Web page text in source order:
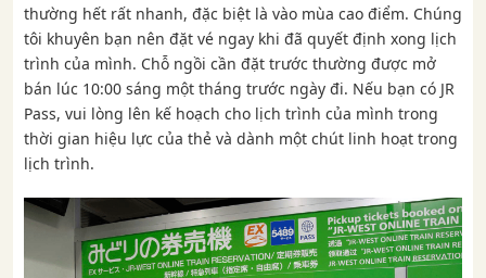
thường hết rất nhanh, đặc biệt là vào mùa cao điểm. Chúng
tôi khuyên bạn nên đặt vé ngay khi đã quyết định xong lịch
trình của mình. Chỗ ngồi cần đặt trước thường được mở
bán lúc 10:00 sáng một tháng trước ngày đi. Nếu bạn có JR
Pass, vui lòng lên kế hoạch cho lịch trình của mình trong
thời gian hiệu lực của thẻ và dành một chút linh hoạt trong
lịch trình.